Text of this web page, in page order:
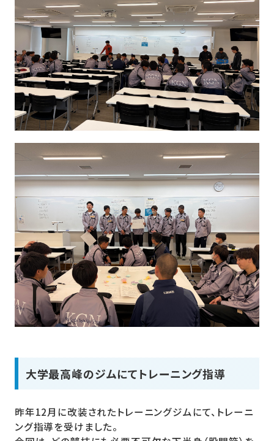
大学最高峰のジムにてトレーニング指導
昨年12月に改装されたトレーニングジムにて、トレーニ
ング指導を受けました。